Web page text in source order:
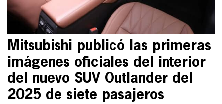
Mitsubishi publicó las primeras
imágenes oficiales del interior
del nuevo SUV Outlander del
2025 de siete pasajeros